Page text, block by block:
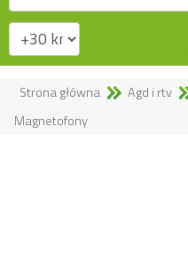
Strona główna Agd i rtv
Magnetofony